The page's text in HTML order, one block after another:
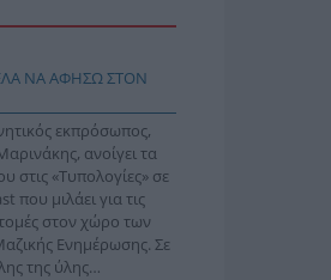
ΝΑ ΑΦΗΣΩ ΣΤΟΝ
εκπρόσωπος,
ανοίγει τα
στις «Τυπολογίες» σε
που μιλάει για τις
στον χώρο των
Ενημέρωσης. Σε
της ύλης